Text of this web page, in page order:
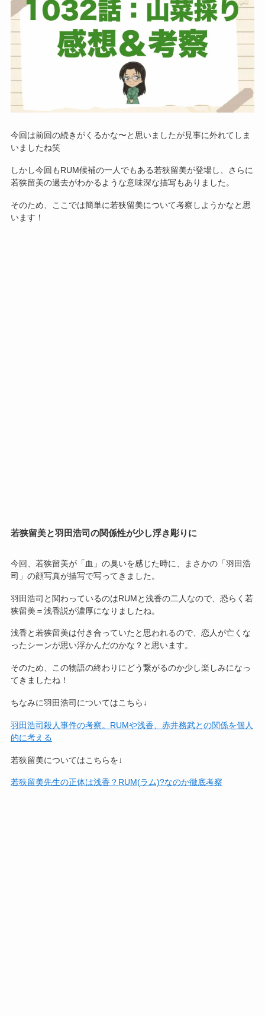
今回は前回の続きがくるかな〜と思いましたが見事に外れてしま
いましたね笑
しかし今回もRUM候補の一人でもある若狭留美が登場し、さらに
若狭留美の過去がわかるような意味深な描写もありました。
そのため、ここでは簡単に若狭留美について考察しようかなと思
います！
若狭留美と羽田浩司の関係性が少し浮き彫りに
今回、若狭留美が「血」の臭いを感じた時に、まさかの「羽田浩
司」の顔写真が描写で写ってきました。
羽田浩司と関わっているのはRUMと浅香の二人なので、恐らく若
狭留美＝浅香説が濃厚になりましたね。
浅香と若狭留美は付き合っていたと思われるので、恋人が亡くな
ったシーンが思い浮かんだのかな？と思います。
そのため、この物語の終わりにどう繋がるのか少し楽しみになっ
てきましたね！
ちなみに羽田浩司についてはこちら↓
羽田浩司殺人事件の考察。RUMや浅香、赤井務武との関係を個人
的に考える
若狭留美についてはこちらを↓
若狭留美先生の正体は浅香？RUM(ラム)?なのか徹底考察